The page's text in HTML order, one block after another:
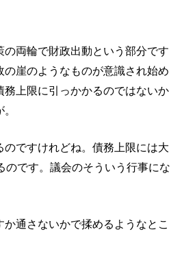
両輪で財政出動という部分です
の崖のようなものが意識され始め
務上限に引っかかるのではないか
ですけれどね。債務上限には大
のです。議会のそういう行事にな
通さないかで揉めるようなとこ